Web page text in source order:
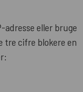
adresse eller bruge
tre cifre blokere en